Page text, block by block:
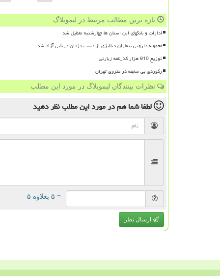
تازه ترین مطالب مرتبط در لیموبلاگ
ادارات و بانکهای این استان ها چهارشنبه تعطیل شد
محموله دارویی بیماران دیالیزی از دست دزدان دریایی آزاد شد
توزیع 910 هزار گذرنامه زیارتی
رکوردی بی سابقه در متروی تهران
نظرات بینندگان لیموبلاگ در مورد این مطلب
لطفا شما همدر مورد این مطلبنظر دهید
= ۵ بعلاوه ۵
ارسال نظر